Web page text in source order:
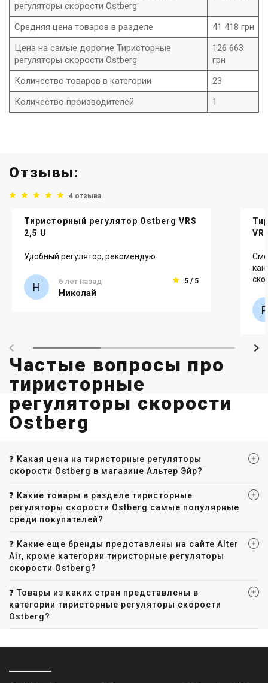
регуляторы скорости Ostberg
Средняя цена товаров в разделе
41 418 грн
Цена на самые дорогие Тиристорные
регуляторы скорости Ostberg
126 663
грн
Количество товаров в категории
23
Количество производителей
1
Отзывы:
4 отзыва
Тиристорный регулятор Ostberg VRS
2,5 U
Удобный регулятор, рекомендую.
6 лет назад
Николай
5 / 5
Частые вопросы про
тиристорные
регуляторы скорости
Ostberg
❓ Какая цена на тиристорные регуляторы
скорости Ostberg в магазине Альтер Эйр?
❓ Какие товары в разделе тиристорные
регуляторы скорости Ostberg самые популярные
среди покупателей?
❓ Какие еще бренды представлены на сайте Alter
Air, кроме категории тиристорные регуляторы
скорости Ostberg?
❓ Товары из каких стран представлены в
категории тиристорные регуляторы скорости
Ostberg?